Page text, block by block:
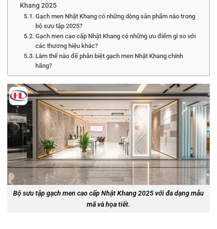
Khang 2025
Gạch men Nhật Khang có những dòng sản phẩm nào trong
bộ sưu tập 2025?
Gạch men cao cấp Nhật Khang có những ưu điểm gì so với
các thương hiệu khác?
Làm thế nào để phân biệt gạch men Nhật Khang chính
hãng?
Bộ sưu tập gạch men cao cấp Nhật Khang 2025 với đa dạng mẫu
mã và họa tiết.